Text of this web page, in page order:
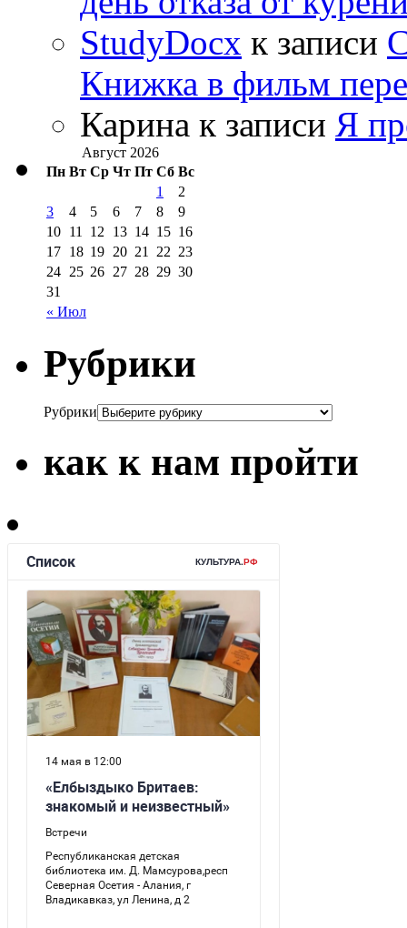
StudyDocx к записи
Книжка в фильм
Карина к записи Я
Август 2026
Пн Вт Ср Чт Пт Сб Вс
« Июл
1
2
3
4 5 6 7 8
9
10 11 12 13 14 15 16
17 18 19 20 21 22 23
24 25 26 27 28 29 30
31
Рубрики
Рубрики
как к нам пройти